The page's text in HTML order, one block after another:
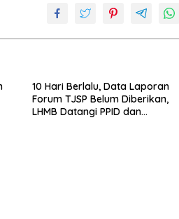
10 Hari Berlalu, Data Laporan
Forum TJSP Belum Diberikan,
LHMB Datangi PPID dan